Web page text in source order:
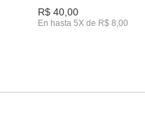
R$ 40,00
En hasta 5X de R$ 8,00